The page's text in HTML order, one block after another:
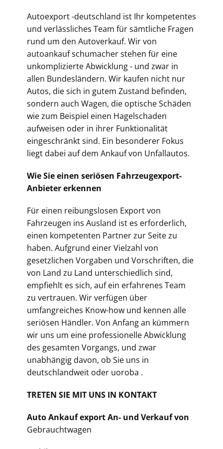
Autoexport -deutschland ist Ihr kompetentes
und verlässliches Team für sämtliche Fragen
rund um den Autoverkauf. Wir von
autoankauf schumacher stehen für eine
unkomplizierte Abwicklung - und zwar in
allen Bundesländern. Wir kaufen nicht nur
Autos, die sich in gutem Zustand befinden,
sondern auch Wagen, die optische Schäden
wie zum Beispiel einen Hagelschaden
aufweisen oder in ihrer Funktionalität
eingeschränkt sind. Ein besonderer Fokus
liegt dabei auf dem Ankauf von Unfallautos.
Wie Sie einen seriösen Fahrzeugexport-
Anbieter erkennen
Für einen reibungslosen Export von
Fahrzeugen ins Ausland ist es erforderlich,
einen kompetenten Partner zur Seite zu
haben. Aufgrund einer Vielzahl von
gesetzlichen Vorgaben und Vorschriften, die
von Land zu Land unterschiedlich sind,
empfiehlt es sich, auf ein erfahrenes Team
zu vertrauen. Wir verfügen über
umfangreiches Know-how und kennen alle
seriösen Händler. Von Anfang an kümmern
wir uns um eine professionelle Abwicklung
des gesamten Vorgangs, und zwar
unabhängig davon, ob Sie uns in
deutschlandweit oder uoroba .
TRETEN SIE MIT UNS IN KONTAKT
Auto Ankauf export An- und Verkauf von
Gebrauchtwagen